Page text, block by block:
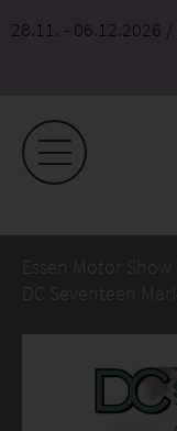
28.11. - 06.12.2026 /
Essen Motor Show